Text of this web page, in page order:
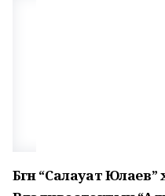
Бөгөн “Салауат